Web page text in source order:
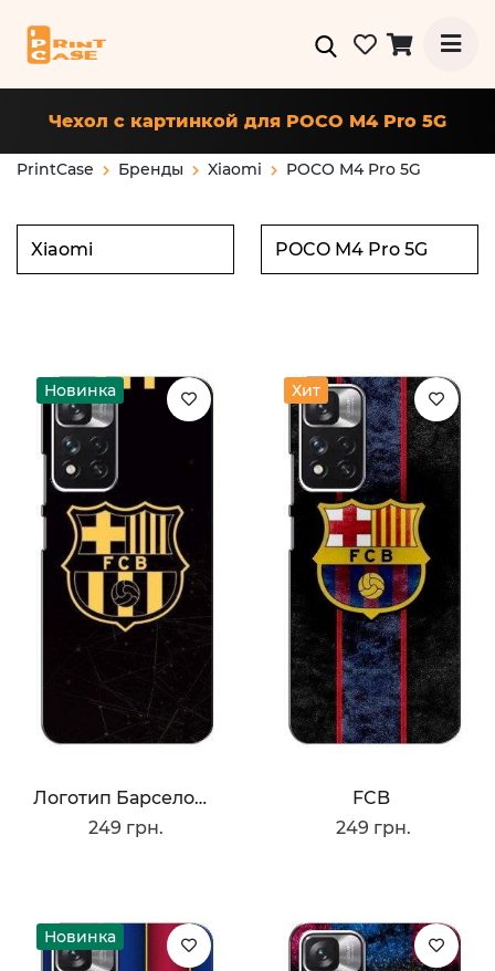
Чехол с картинкой для POCO M4 Pro 5G
PrintCase Бренды Xiaomi POCO M4 Pro 5G
Новинка
Логотип Барселоны
249 грн.
Хит
FCB
249 грн.
Новинка